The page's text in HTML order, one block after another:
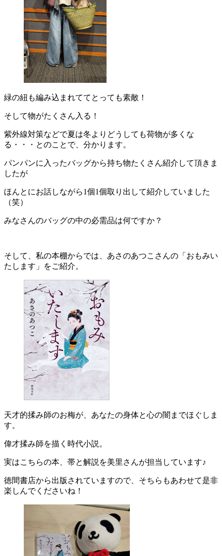
緑の紐も編み込まれててとっても素敵！
そして物がたくさん入る！
紫外線対策などで夏は冬よりどうしても荷物が多くな
る・・・とのことで、分かります。
パンパンに入ったバッグから持ち物たくさん紹介して頂きま
したが
ほんとにお話しながら1個1個取り出して紹介していました
（笑）
みなさんのバッグの中の必需品は何ですか？
そして、私の本棚からでは、あさのあつこさんの「おもみい
たします」をご紹介。
天才的揉み師のお梅が、あなたの身体と心の闇までほぐしま
す。
偉才揉み師を描く時代小説。
実はこちらの本、帯と解説を美里さんが担当しています♪
徳間書店から出版されていますので、そちらもあわせて是非
楽しんでくださいね！